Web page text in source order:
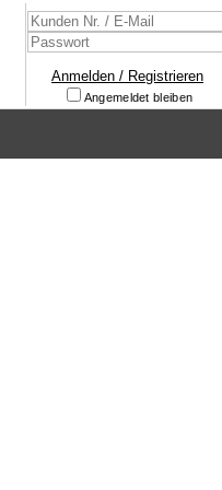
Anmelden / Registrieren
Angemeldet bleiben